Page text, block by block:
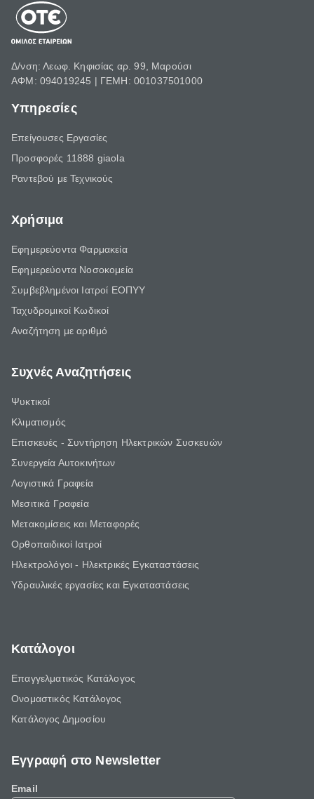
Δ/νση: Λεωφ. Κηφισίας αρ. 99, Μαρούσι
ΑΦΜ: 094019245 | ΓΕΜΗ: 001037501000
Υπηρεσίες
Επείγουσες Εργασίες
Προσφορές 11888 giaola
Ραντεβού με Τεχνικούς
Χρήσιμα
Εφημερεύοντα Φαρμακεία
Εφημερεύοντα Νοσοκομεία
Συμβεβλημένοι Ιατροί ΕΟΠΥΥ
Ταχυδρομικοί Κωδικοί
Αναζήτηση με αριθμό
Συχνές Αναζητήσεις
Ψυκτικοί
Κλιματισμός
Επισκευές - Συντήρηση Ηλεκτρικών Συσκευών
Συνεργεία Αυτοκινήτων
Λογιστικά Γραφεία
Μεσιτικά Γραφεία
Μετακομίσεις και Μεταφορές
Ορθοπαιδικοί Ιατροί
Ηλεκτρολόγοι - Ηλεκτρικές Εγκαταστάσεις
Υδραυλικές εργασίες και Εγκαταστάσεις
Κατάλογοι
Επαγγελματικός Κατάλογος
Ονομαστικός Κατάλογος
Κατάλογος Δημοσίου
Εγγραφή στο Newsletter
Email